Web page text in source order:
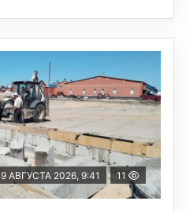
9 АВГУСТА 2026, 9:41 11